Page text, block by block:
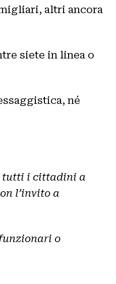
altri ancora
siete in linea o
né
tutti i cittadini a
l’invito a
o